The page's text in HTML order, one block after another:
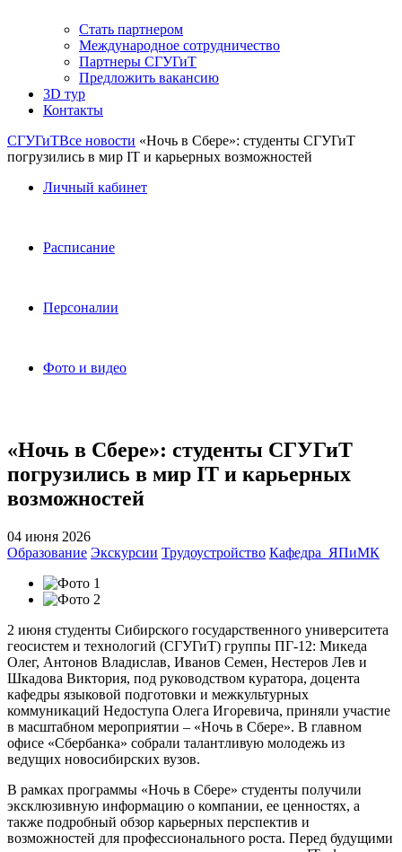
Стать партнером
Международное сотрудничество
Партнеры СГУГиТ
Предложить вакансию
3D тур
Контакты
СГУГиТВсе новости «Ночь в Сбере»: студенты СГУГиТ
погрузились в мир IT и карьерных возможностей
Личный кабинет
Расписание
Персоналии
Фото и видео
«Ночь в Сбере»: студенты СГУГиТ
погрузились в мир IT и карьерных
возможностей
04 июня 2026
Образование Экскурсии Трудоустройство Кафедра_ЯПиМК
2 июня студенты Сибирского государственного университета
геосистем и технологий (СГУГиТ) группы ПГ-12: Микеда
Олег, Антонов Владислав, Иванов Семен, Нестеров Лев и
Шкадова Виктория, под руководством куратора, доцента
кафедры языковой подготовки и межкультурных
коммуникаций Недоступа Олега Игоревича, приняли участие
в масштабном мероприятии – «Ночь в Сбере». В главном
офисе «Сбербанка» собрали талантливую молодежь из
ведущих новосибирских вузов.
В рамках программы «Ночь в Сбере» студенты получили
эксклюзивную информацию о компании, ее ценностях, а
также подробный обзор карьерных перспектив и
возможностей для профессионального роста. Перед будущими